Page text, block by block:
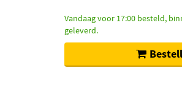
Vandaag voor 17:00 besteld,
geleverd.